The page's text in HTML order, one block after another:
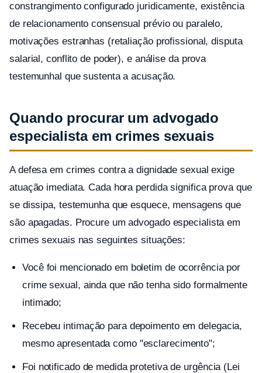
constrangimento configurado juridicamente, existência
de relacionamento consensual prévio ou paralelo,
motivações estranhas (retaliação profissional, disputa
salarial, conflito de poder), e análise da prova
testemunhal que sustenta a acusação.
Quando procurar um advogado
especialista em crimes sexuais
A defesa em crimes contra a dignidade sexual exige
atuação imediata. Cada hora perdida significa prova que
se dissipa, testemunha que esquece, mensagens que
são apagadas. Procure um advogado especialista em
crimes sexuais nas seguintes situações:
Você foi mencionado em boletim de ocorrência por
crime sexual, ainda que não tenha sido formalmente
intimado;
Recebeu intimação para depoimento em delegacia,
mesmo apresentada como "esclarecimento";
Foi notificado de medida protetiva de urgência (Lei